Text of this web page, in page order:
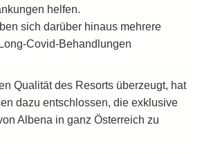
helfen.
sich darüber hinaus mehrere
Covid-Behandlungen
Qualität des Resorts überzeugt, hat
dazu entschlossen, die exklusive
Albena in ganz Österreich zu